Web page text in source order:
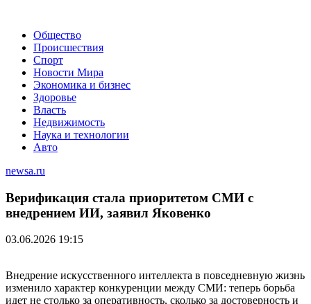
Общество
Происшествия
Спорт
Новости Мира
Экономика и бизнес
Здоровье
Власть
Недвижимость
Наука и технологии
Авто
newsa.ru
Верификация стала приоритетом СМИ с
внедрением ИИ, заявил Яковенко
03.06.2026 19:15
Внедрение искусственного интеллекта в повседневную жизнь
изменило характер конкуренции между СМИ: теперь борьба
идет не столько за оперативность, сколько за достоверность и